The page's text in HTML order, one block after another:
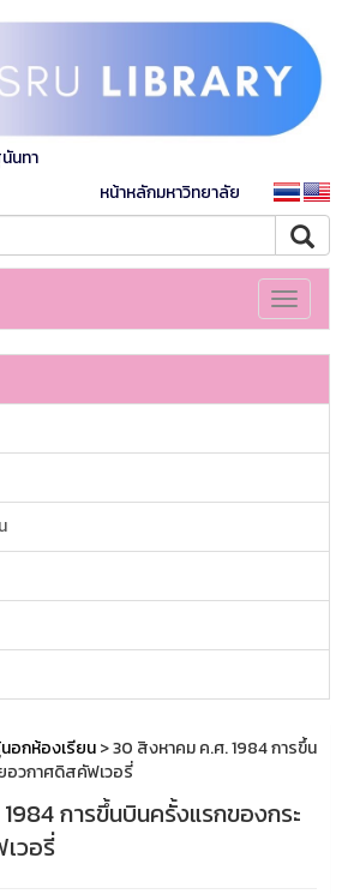
นทา
หน้าหลักมหาวิทยาลัย
Toggle
อกห้องเรียน> 30​ สิงหาคม ค.ศ. 1984 การขึ้น
อวกาศดิสคัฟเวอรี่
การขึ้นบินครั้งแรกของกระ
วอรี่